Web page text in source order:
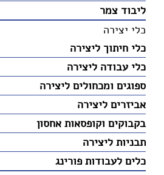
ליבוד צמר
כלי יצירה
כלי חיתוך ליצירה
כלי עבודה ליצירה
ספוגים ומכחולים ליצירה
אביזרים ליצירה
בקבוקים וקופסאות אחסון
תבניות ליצירה
כלים לעבודות פורינג